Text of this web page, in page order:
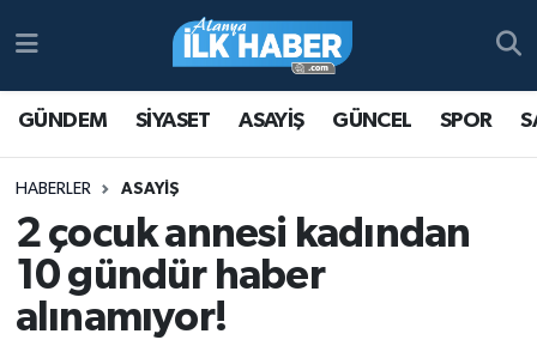
GÜNDEM SİYASET ASAYİŞ GÜNCEL SPOR
HABERLER ASAYİŞ
2 çocuk annesi kadından
10 gündür haber
alınamıyor!
Antalya Nöbetçi Eczaneler
Antalya Namaz Vakitleri
Antalya Trafik Yoğunluk Haritası
Süper Lig Puan Durumu ve Fikstür